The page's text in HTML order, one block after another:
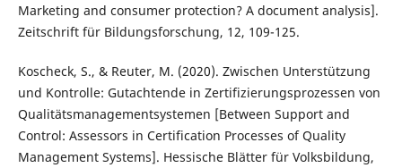
Marketing and consumer protection? A document analysis].
Zeitschrift für Bildungsforschung, 12, 109-125.
Koscheck, S., & Reuter, M. (2020). Zwischen Unterstützung
und Kontrolle: Gutachtende in Zertifizierungsprozessen von
Qualitätsmanagementsystemen [Between Support and
Control: Assessors in Certification Processes of Quality
Management Systems]. Hessische Blätter für Volksbildung,